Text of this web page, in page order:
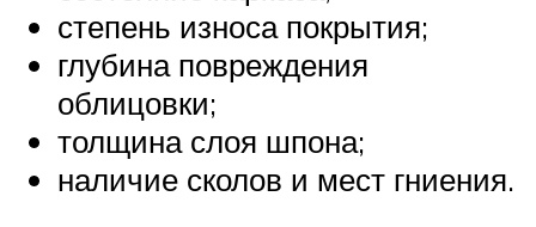
степень износа покрытия;
глубина повреждения
облицовки;
толщина слоя шпона;
наличие сколов и мест гниения.